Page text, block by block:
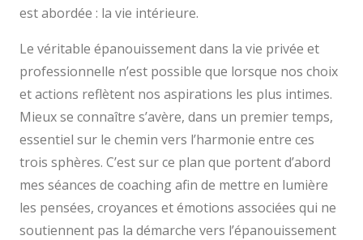
est abordée : la vie intérieure.
Le véritable épanouissement dans la vie privée et
professionnelle n’est possible que lorsque nos choix
et actions reflètent nos aspirations les plus intimes.
Mieux se connaître s’avère, dans un premier temps,
essentiel sur le chemin vers l’harmonie entre ces
trois sphères. C’est sur ce plan que portent d’abord
mes séances de coaching afin de mettre en lumière
les pensées, croyances et émotions associées qui ne
soutiennent pas la démarche vers l’épanouissement